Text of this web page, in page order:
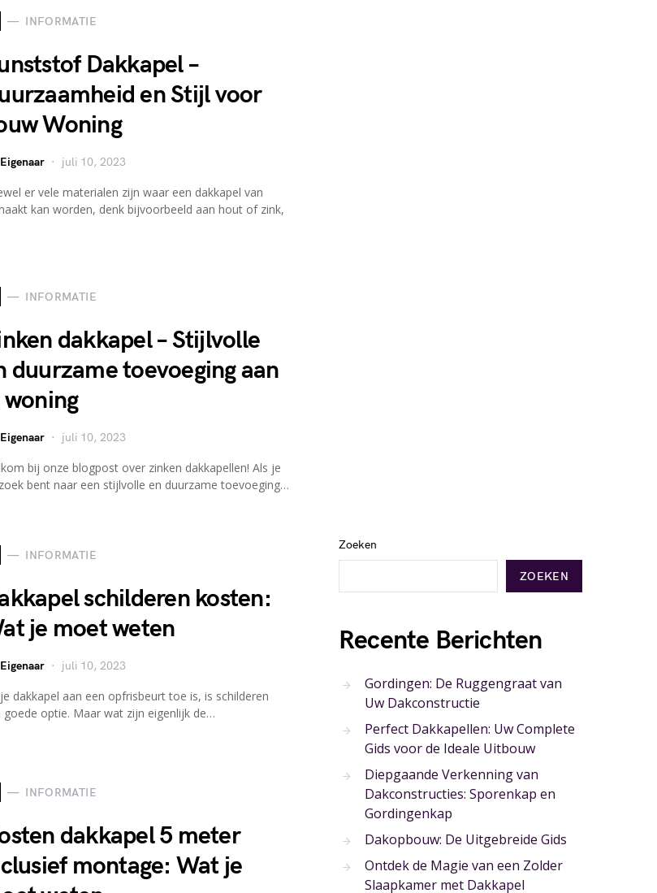
INFORMATIE
Dakkapel –
en Stijl voor
Woning
Eigenaar juli 10, 2023
er vele materialen zijn waar een dakkapel van
kan worden, denk bijvoorbeeld aan hout of zink,
INFORMATIE
dakkapel – Stijlvolle
duurzame toevoeging aan
woning
Eigenaar juli 10, 2023
bij onze blogpost over zinken dakkapellen! Als je
bent naar een stijlvolle en duurzame toevoeging…
INFORMATIE
schilderen kosten:
je moet weten
Eigenaar juli 10, 2023
dakkapel aan een opfrisbeurt toe is, is schilderen
goede optie. Maar wat zijn eigenlijk de…
INFORMATIE
dakkapel 5 meter
montage: Wat je
Zoeken
ZOEKEN
Recente Berichten
Gordingen: De Ruggengraat van
Uw Dakconstructie
Perfect Dakkapellen: Uw Complete
Gids voor de Ideale Uitbouw
Diepgaande Verkenning van
Dakconstructies: Sporenkap en
Gordingenkap
Dakopbouw: De Uitgebreide Gids
Ontdek de Magie van een Zolder
Slaapkamer met Dakkapel